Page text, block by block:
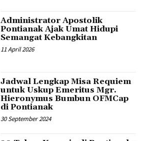
Administrator Apostolik
Pontianak Ajak Umat Hidupi
Semangat Kebangkitan
11 April 2026
Jadwal Lengkap Misa Requiem
untuk Uskup Emeritus Mgr.
Hieronymus Bumbun OFMCap
di Pontianak
30 September 2024